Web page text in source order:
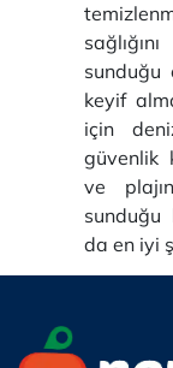
sunduğu
keyif
için
güvenlik
ve
sunduğu
da en iyi